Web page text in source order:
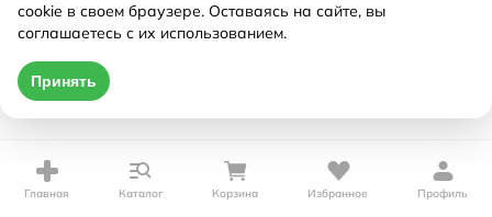
Главная Каталог Корзина Избранное Профиль
cookie в своем браузере. Оставаясь на сайте, вы
соглашаетесь с их использованием.
Принять